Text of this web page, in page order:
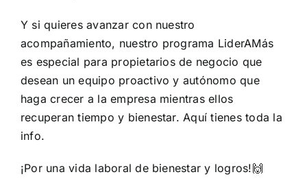
Y si quieres avanzar con nuestro
acompañamiento, nuestro programa LiderAMás
es especial para propietarios de negocio que
desean un equipo proactivo y autónomo que
haga crecer a la empresa mientras ellos
recuperan tiempo y bienestar. Aquí tienes toda la
info.
¡Por una vida laboral de bienestar y logros!🙌